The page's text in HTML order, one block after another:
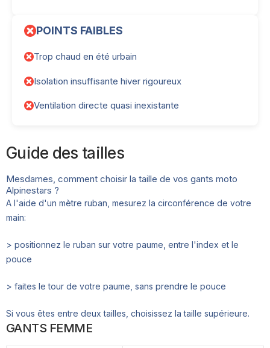
POINTS FAIBLES
Trop chaud en été urbain
Isolation insuffisante hiver rigoureux
Ventilation directe quasi inexistante
Guide des tailles
Mesdames, comment choisir la taille de vos gants moto
Alpinestars ?
A l'aide d'un mètre ruban, mesurez la circonférence de votre
main:
> positionnez le ruban sur votre paume, entre l'index et le
pouce
> faites le tour de votre paume, sans prendre le pouce
Si vous êtes entre deux tailles, choisissez la taille supérieure.
GANTS FEMME